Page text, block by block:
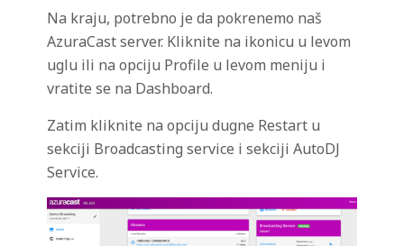
Na kraju, potrebno je da pokrenemo naš
AzuraCast server. Kliknite na ikonicu u levom
uglu ili na opciju Profile u levom meniju i
vratite se na Dashboard.
Zatim kliknite na opciju dugne Restart u
sekciji Broadcasting service i sekciji AutoDJ
Service.